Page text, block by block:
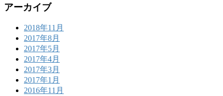
アーカイブ
2018年11月
2017年8月
2017年5月
2017年4月
2017年3月
2017年1月
2016年11月